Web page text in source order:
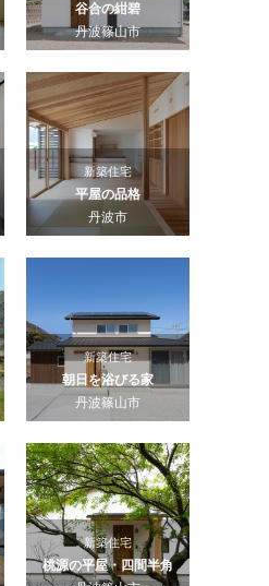
谷合の紺碧
丹波篠山市
新築住宅
平屋の品格
丹波市
新築住宅
朝日を浴びる家
丹波篠山市
新築住宅
桃源の平屋・四間半角